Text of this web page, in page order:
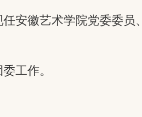
安徽艺术学院党委委员、
工作。